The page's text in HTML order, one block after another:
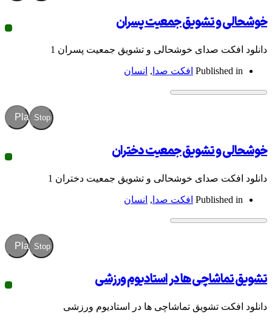
تشویق جمعیت پسران
صدای خوشحالی و تشویق جمعیت پسران 1
افکت صدا,انسان
تشویق جمعیت دختران
صدای خوشحالی و تشویق جمعیت دختران 1
افکت صدا,انسان
ها در استادیوم ورزشی
تشویق تماشاچی ها در استادیوم ورزشی